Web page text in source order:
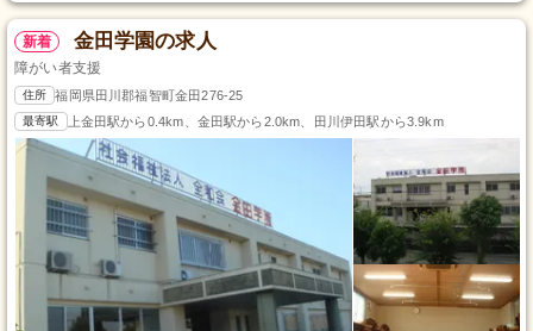
新着 金田学園の求人
障がい者支援
住所 福岡県田川郡福智町金田276-25
最寄駅 上金田駅から0.4km、金田駅から2.0km、田川伊田駅から3.9km